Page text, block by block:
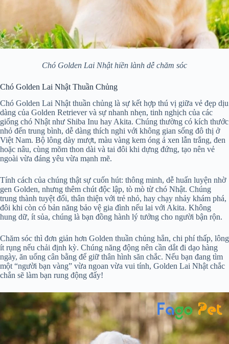
Chó Golden Lai Nhật hiền lành dễ chăm sóc
Chó Golden Lai Nhật Thuần Chủng
Chó Golden Lai Nhật thuần chủng là sự kết hợp thú vị giữa vẻ đẹp dịu
dàng của Golden Retriever và sự nhanh nhẹn, tinh nghịch của các
giống chó Nhật như Shiba Inu hay Akita. Chúng thường có kích thước
nhỏ đến trung bình, dễ dàng thích nghi với không gian sống đô thị ở
Việt Nam. Bộ lông dày mượt, màu vàng kem óng ả xen lẫn trắng, đen
hoặc nâu, cùng mõm thon dài và tai đôi khi dựng đứng, tạo nên vẻ
ngoài vừa đáng yêu vừa mạnh mẽ.
Tính cách của chúng thật sự cuốn hút: thông minh, dễ huấn luyện nhờ
gen Golden, nhưng thêm chút độc lập, tò mò từ chó Nhật. Chúng
trung thành tuyệt đối, thân thiện với trẻ nhỏ, hay chạy nhảy khám phá,
đôi khi còn có bản năng bảo vệ gia đình nếu lai với Akita. Không
hung dữ, ít sủa, chúng là bạn đồng hành lý tưởng cho người bận rộn.
Chăm sóc thì đơn giản hơn Golden thuần chủng hẳn, chi phí thấp, lông
ít rụng nếu chải định kỳ. Chúng năng động nên cần dắt đi dạo hàng
ngày, ăn uống cân bằng để giữ thân hình săn chắc. Nếu bạn đang tìm
một “người bạn vàng” vừa ngoan vừa vui tính, Golden Lai Nhật chắc
chắn sẽ làm bạn rung động đấy!